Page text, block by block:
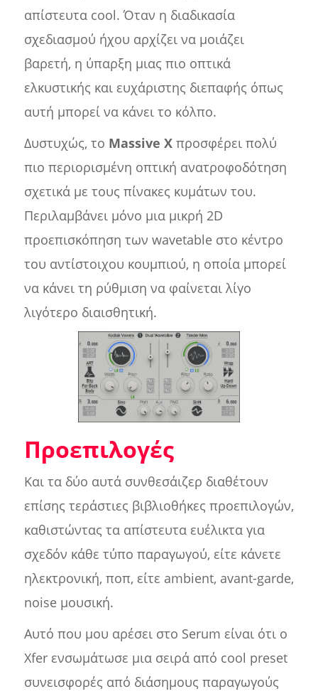
απίστευτα cool. Όταν η διαδικασία
σχεδιασμού ήχου αρχίζει να μοιάζει
βαρετή, η ύπαρξη μιας πιο οπτικά
ελκυστικής και ευχάριστης διεπαφής όπως
αυτή μπορεί να κάνει το κόλπο.
Δυστυχώς, το Massive Xπροσφέρει πολύ
πιο περιορισμένη οπτική ανατροφοδότηση
σχετικά με τους πίνακες κυμάτων του.
Περιλαμβάνει μόνο μια μικρή 2D
προεπισκόπηση των wavetable στο κέντρο
του αντίστοιχου κουμπιού, η οποία μπορεί
να κάνει τη ρύθμιση να φαίνεται λίγο
λιγότερο διαισθητική.
Προεπιλογές
Και τα δύο αυτά συνθεσάιζερ διαθέτουν
επίσης τεράστιες βιβλιοθήκες προεπιλογών,
καθιστώντας τα απίστευτα ευέλικτα για
σχεδόν κάθε τύπο παραγωγού, είτε κάνετε
ηλεκτρονική, ποπ, είτε ambient, avant-garde,
noise μουσική.
Αυτό που μου αρέσει στο Serum είναι ότι ο
Xfer ενσωμάτωσε μια σειρά από cool preset
συνεισφορές από διάσημους παραγωγούς